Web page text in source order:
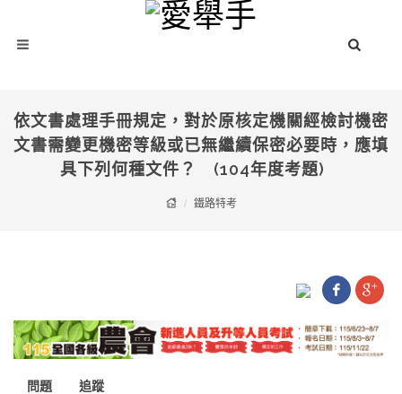
依文書處理手冊規定，對於原核定機關經檢討機密
文書需變更機密等級或已無繼續保密必要時，應填
具下列何種文件？ (104年度考題)
鐵路特考
問題 追蹤